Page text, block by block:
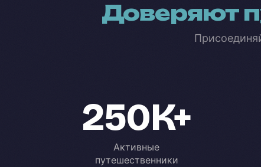
Доверяют
250K+
Активные
путешественники